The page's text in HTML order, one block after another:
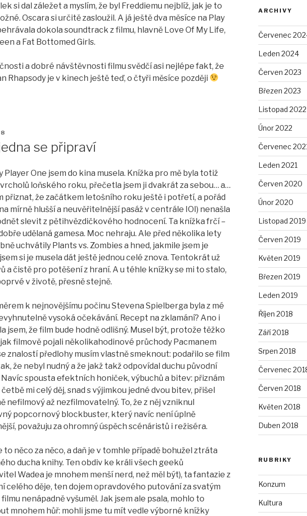
si dal záležet a myslím, že byl Freddiemu nejblíž, jak je to
Oscara si určitě zasloužil. A já ještě dva měsíce na Play
dokola soundtrack z filmu, hlavně Love Of My Life,
a Fat Bottomed Girls.
a dobré návštěvnosti filmu svědčí asi nejlépe fakt, že
Rhapsody je v kinech ještě teď, o čtyři měsíce později
se připraví
Player One jsem do kina musela. Knížka pro mě byla totiž
loňského roku, přečetla jsem ji dvakrát za sebou… a…
přiznat, že začátkem letošního roku ještě i potřetí, a pořád
mírně hlušší a neuvěřitelnější pasáž v centrále IOI) nenašla
slevit z pětihvězdičkového hodnocení. Ta knížka frčí –
udělaná gamesa. Moc nehraju. Ale před několika lety
uchvátily Plants vs. Zombies a hned, jakmile jsem je
si je musela dát ještě jednou celé znova. Tentokrát už
a čistě pro potěšení z hraní. A u téhle knížky se mi to stalo,
v životě, přesně stejně.
k nejnovějšímu počinu Stevena Spielberga byla z mé
vysoká očekávání. Recept na zklamání? Ano i
jsem, že film bude hodně odlišný. Musel být, protože těžko
filmově pojali několikahodinové průchody Pacmanem
znalostí předlohy musím vlastně smeknout: podařilo se film
že nebyl nudný a že jakž takž odpovídal duchu původní
spousta efektních honiček, výbuchů a bitev: přiznám
četbě mi celý děj, snad s výjimkou jedné dvou bitev, přišel
nefilmový až nezfilmovatelný. To, že z něj vzniknul
popcornový blockbuster, který navíc není úplně
považuju za ohromný úspěch scénáristů i režiséra.
to něco za něco, a daň je v tomhle případě bohužel ztráta
ducha knihy. Ten obdiv ke králi všech geeků
Wadea je mnohem menší nerd, než měl být), ta fantazie z
celého děje, ten dojem opravdového putování za svatým
nenápadně vyšuměl. Jak jsem ale psala, mohlo to
mnohem hůř: mohli jsme tu mít vedle výborné knížky
ARCHIVY
Červenec
Leden 2024
Červen 2023
Březen 2023
Listopad 2022
Únor 2022
Červenec
Leden 2021
Červen 2020
Únor 2020
Listopad 2019
Červen 2019
Květen 2019
Březen 2019
Leden 2019
Říjen 2018
Září 2018
Srpen 2018
Červenec
Červen 2018
Květen 2018
Duben 2018
RUBRIKY
Konzum
Kultura